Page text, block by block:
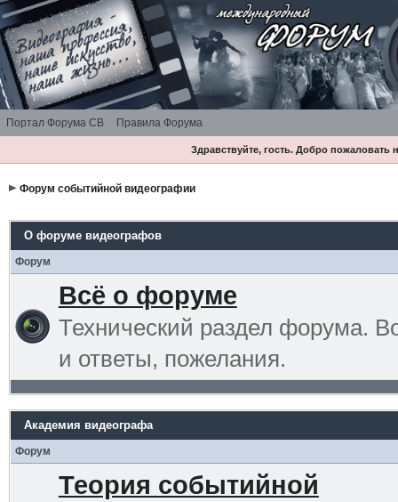
Портал Форума СВ Правила Форума
Здравствуйте, гость. Добро
Форум событийной видеографии
О форуме видеографов
Форум
Всё о форуме
Технический раздел форума.
и ответы, пожелания.
Академия видеографа
Форум
Теория событийной